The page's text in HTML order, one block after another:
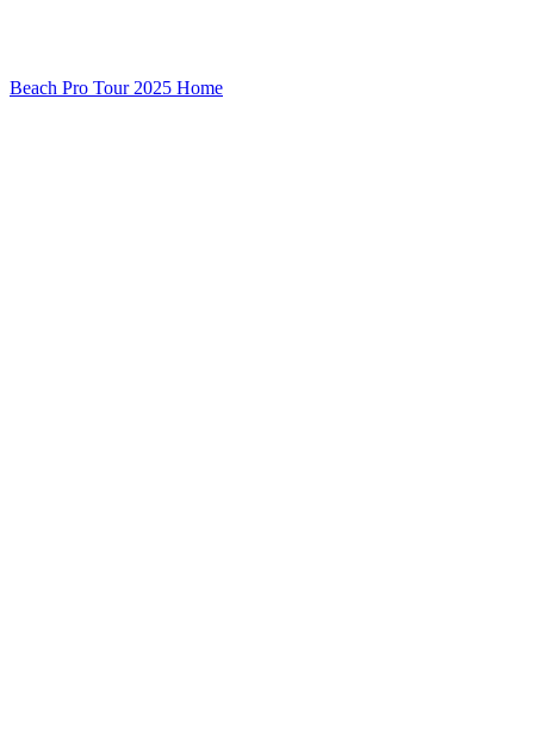
Beach Pro Tour 2025 Home